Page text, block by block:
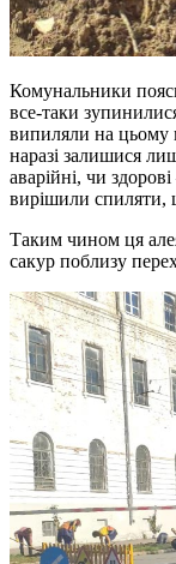
Комунальники
все-таки
випиляли на цьому
наразі залишися
аварійні, чи
вирішили спиляти,
Таким чином ця
сакур поблизу